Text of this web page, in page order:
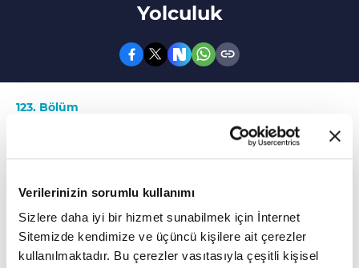
Verilerinizin sorumlu kullanımı
Sizlere daha iyi bir hizmet sunabilmek için İnternet
Sitemizde kendimize ve üçüncü kişilere ait çerezler
kullanılmaktadır. Bu çerezler vasıtasıyla çeşitli kişisel
Yolculuk
123. Bölüm
Bu bölümde Prof. Dr. Ahmet Taşağıl ile yazılı
kaynaklarda Türk tarihi konuşuldu.
Türk Boylarının hayatları nasıldı? Gök Türk
Devleti'nin çözülüş sebepleri nelerdir? Tarihi